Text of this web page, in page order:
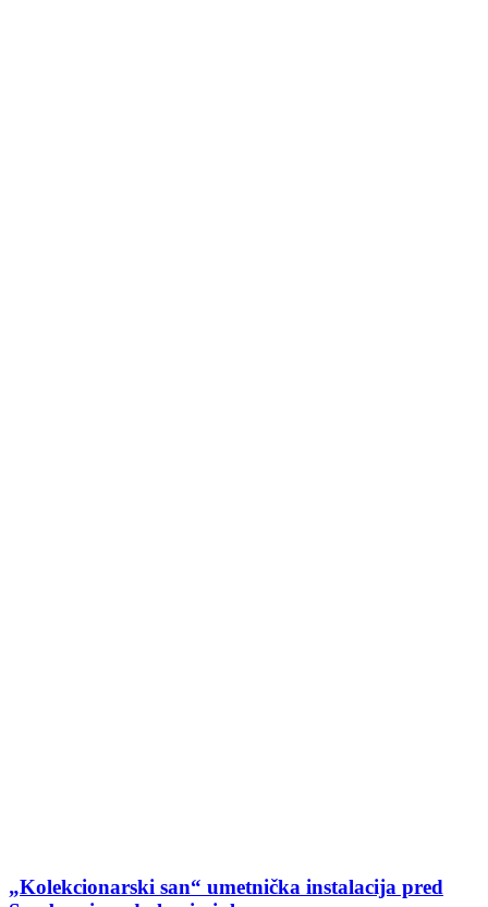
„Kolekcionarski san“ umetnička instalacija pred